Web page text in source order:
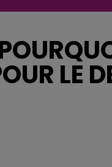
LE